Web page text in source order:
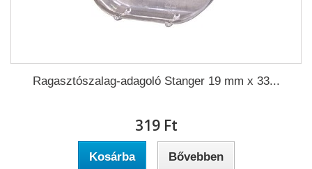
Ragasztószalag-adagoló Stanger 19 mm x 33...
319 Ft‎
Kosárba Bővebben